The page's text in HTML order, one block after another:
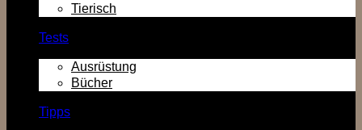
Tierisch
Tests
Ausrüstung
Bücher
Tipps